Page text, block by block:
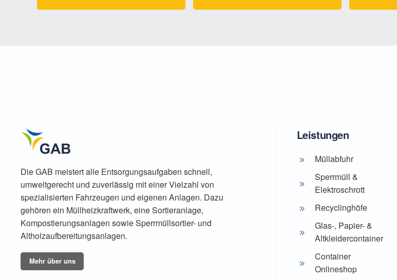
DieGAB meistert alle Entsorgungsaufgaben schnell,
umweltgerecht und zuverlässig mit einer Vielzahl von
spezialisierten Fahrzeugen und eigenen Anlagen. Dazu
gehören ein Müllheizkraftwerk, eine Sortieranlage,
Kompostierungsanlagen sowie Sperrmüllsortier- und
Altholzaufbereitungsanlagen.
Mehr über uns
Leistungen
Müllabfuhr
Sperrmüll &
Elektroschrott
Recyclinghöfe
Glas-, Papier- &
Altkleidercontainer
Container
Onlineshop